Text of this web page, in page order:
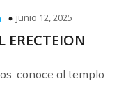
junio 12, 2025
ERECTEION
conoce al templo